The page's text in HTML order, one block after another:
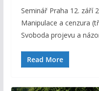
Seminář Praha 12. září
Manipulace a cenzura
Svoboda projevu a
Read More